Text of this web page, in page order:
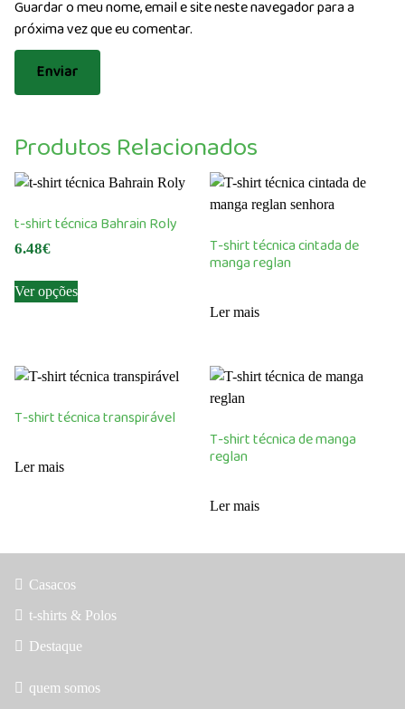
Guardar o meu nome, email e site neste navegador para a
próxima vez que eu comentar.
Produtos Relacionados
t-shirt técnica Bahrain Roly
6.48€
Ver opçõesproduct
The
page
T-shirt técnica cintada de
manga reglan
Ler mais
T-shirt técnica transpirável
Ler mais
T-shirt técnica de manga
reglan
Ler mais
Casacos
t-shirts & Polos
Destaque
quem somos